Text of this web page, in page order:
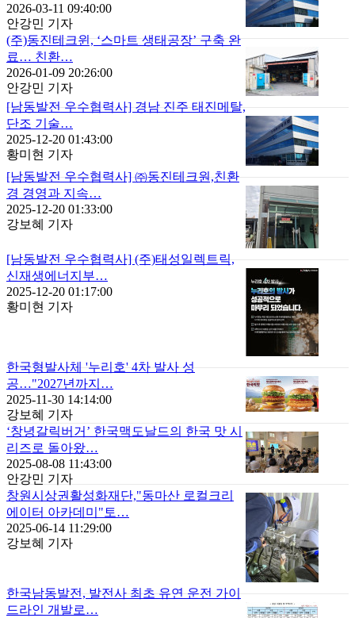
2026-03-11 09:40:00
안강민 기자
(주)동진테크윈, ‘스마트 생태공장’ 구축 완
료… 친환…
2026-01-09 20:26:00
안강민 기자
[남동발전 우수협력사] 경남 진주 태진메탈,
단조 기술…
2025-12-20 01:43:00
황미현 기자
[남동발전 우수협력사] ㈜동진테크원,친환
경 경영과 지속…
2025-12-20 01:33:00
강보혜 기자
[남동발전 우수협력사] (주)태성일렉트릭,
신재생에너지부…
2025-12-20 01:17:00
황미현 기자
한국형발사체 '누리호' 4차 발사 성
공…"2027년까지…
2025-11-30 14:14:00
강보혜 기자
‘창녕갈릭버거’ 한국맥도날드의 한국 맛 시
리즈로 돌아왔…
2025-08-08 11:43:00
안강민 기자
창원시상권활성화재단,"동마산 로컬크리
에이터 아카데미"토…
2025-06-14 11:29:00
강보혜 기자
한국남동발전, 발전사 최초 유연 운전 가이
드라인 개발로…